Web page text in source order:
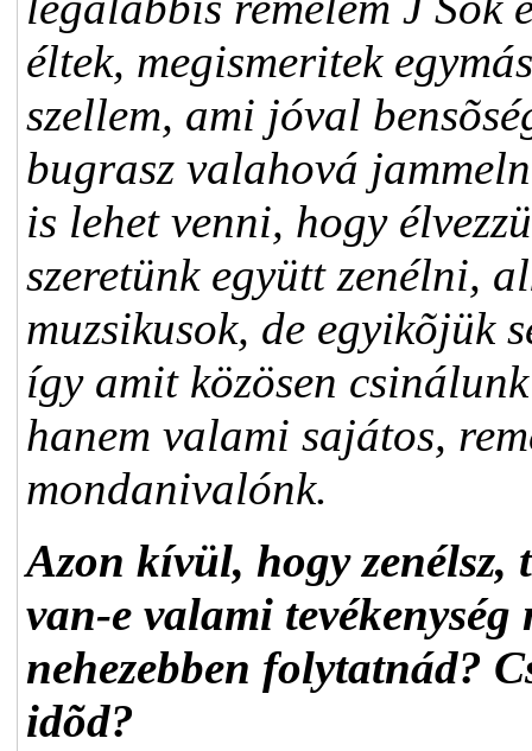
éltek, megismeritek
szellem, ami jóval
bugrasz valahová
is lehet venni, hogy
szeretünk együtt zenélni,
muzsikusok, de egyikõjük
így amit közösen
hanem valami sajátos,
mondanivalónk.
Azon kívül, hogy
van-e valami
nehezebben folytatnád?
idõd?